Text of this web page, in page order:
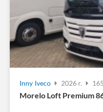
Inny Iveco 2026 r.
Morelo Loft Premium